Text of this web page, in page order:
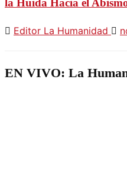
la Huida Hacia el
Editor La Humanidad
EN VIVO: La